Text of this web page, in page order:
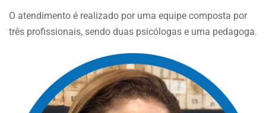
O atendimento é realizado por uma equipe composta por
três profissionais, sendo duas psicólogas e uma pedagoga.